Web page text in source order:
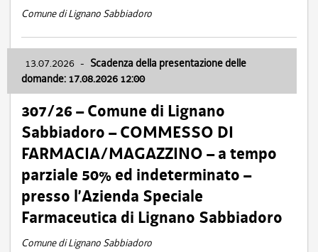
Comune di Lignano Sabbiadoro
13.07.2026 - Scadenza della presentazione delle
domande: 17.08.2026 12:00
307/26 – Comune di Lignano
Sabbiadoro – COMMESSO DI
FARMACIA/MAGAZZINO – a tempo
parziale 50% ed indeterminato –
presso l’Azienda Speciale
Farmaceutica di Lignano Sabbiadoro
Comune di Lignano Sabbiadoro